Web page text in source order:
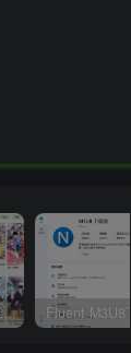
Kazumi番剧采集v1.6.9：支持自定义规则+在线观看+弹幕，跨平台下载